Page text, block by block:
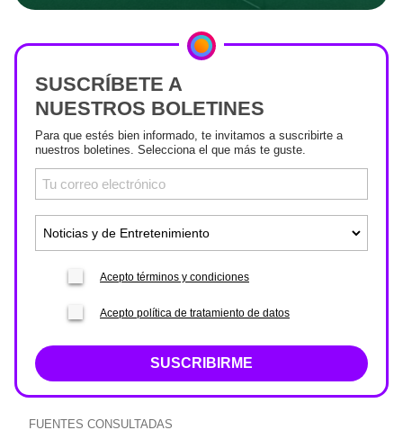
SUSCRÍBETE A
NUESTROS BOLETINES
Para que estés bien informado, te invitamos a suscribirte a
nuestros boletines. Selecciona el que más te guste.
Acepto términos y condiciones
Acepto política de tratamiento de datos
SUSCRIBIRME
FUENTES CONSULTADAS